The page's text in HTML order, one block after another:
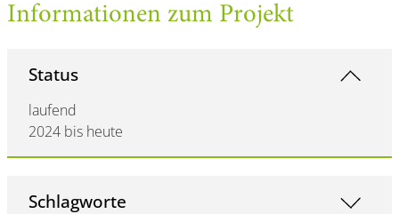
Informationen zum Projekt
Status
laufend
2024 bis heute
Schlagworte